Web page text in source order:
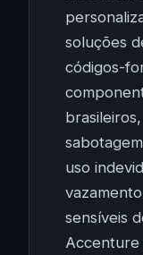
soluções
códigos-
uso
sensíveis
Accenture